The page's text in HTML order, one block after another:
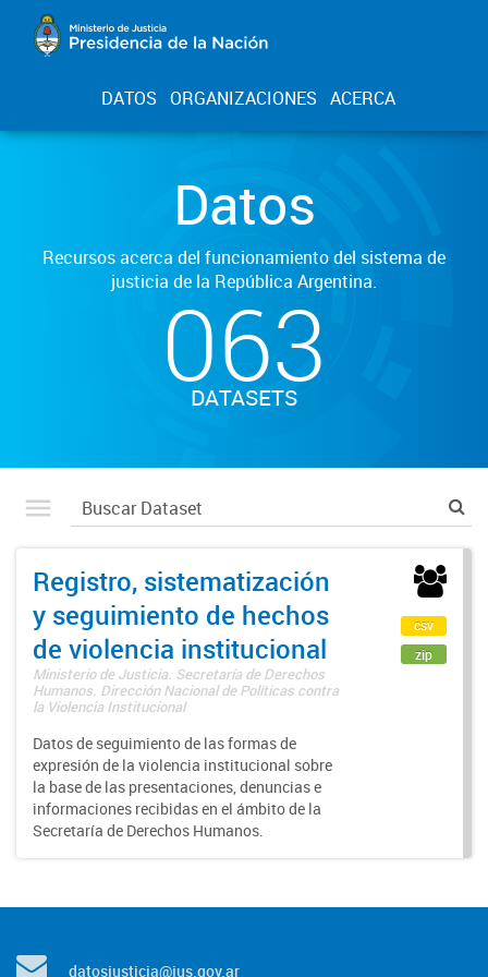
DATOS ORGANIZACIONES ACERCA
Datos
Recursos acerca del funcionamiento del sistema de
justicia de la República Argentina.
063
DATASETS
Registro, sistematización
y seguimiento de hechos
de violencia institucional
Ministerio de Justicia. Secretaría de Derechos
Humanos. Dirección Nacional de Políticas contra
la Violencia Institucional
Datos de seguimiento de las formas de
expresión de la violencia institucional sobre
la base de las presentaciones, denuncias e
informaciones recibidas en el ámbito de la
Secretaría de Derechos Humanos.
csv
zip
datosjusticia@jus.gov.ar